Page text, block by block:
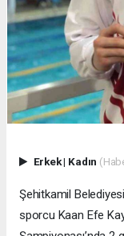
Erkek| Kadın
Şehitkamil
sporcu Kaan Efe